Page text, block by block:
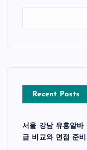
Recent Posts
서울 강남 유흥알바
급 비교와 면접 준